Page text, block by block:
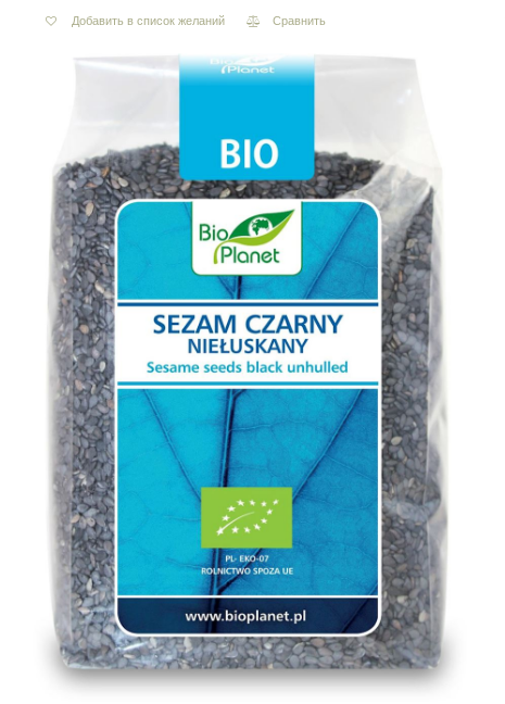
Суперфуды
Ростки пшеницы (витграсс)
Ростки ячменя (барлейграсс)
Ацерола
Хлорелла
Псиллиум
Спирулина
Ягоды годжи
Киноа
Чиа
Суперфуды Bio
Шпинат
Лукума
Мака перуанская
Растительный протеин
Органические продукты (прочее)
Бакалея
Макаронные изделия без глютена
Зерно для проращивания
Хлопья
Мука, солод, крохмал
Клетчатка, шрот
Рис
Крупы
Отруби и хлопья
Бобовые
Соль, специи, приправы
Кулинарные добавки
Диабетические продукты
Растительные масла
Пищевые масла
Косметические масла
Добавить в список желаний Сравнить